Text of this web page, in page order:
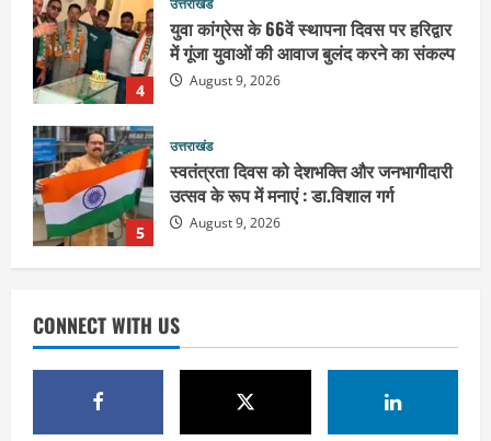
5
उत्तराखंड
स्वतंत्रता दिवस को देशभक्ति और जनभागीदारी
उत्सव के रूप में मनाएं : डा.विशाल गर्ग
August 9, 2026
1
भारी बारिश में गंगा घाटों पर बढ़ी सतर्कता, डीएम
ने डाक कांवड़ियों से कहा—सुरक्षा से समझौता
न करें
August 10, 2026
2
गुस्सा : अध्यक्ष बोले, AI की आड़ में बदनाम करने
वालों की अब खैर नहीं
CONNECT WITH US